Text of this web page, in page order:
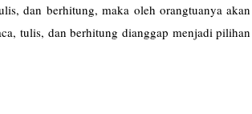
dan berhitung, maka oleh orangtuanya akan
tulis, dan berhitung dianggap menjadi pilihan